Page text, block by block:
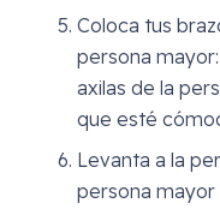
Coloca tus
persona
axilas de la
que esté
Levanta a la
persona mayor